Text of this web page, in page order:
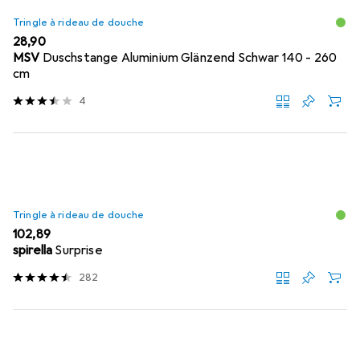
Tringle à rideau de douche
EUR
28,90
MSV Duschstange Aluminium Glänzend Schwar 140 - 260
cm
4
Tringle à rideau de douche
EUR
102,89
spirella Surprise
282